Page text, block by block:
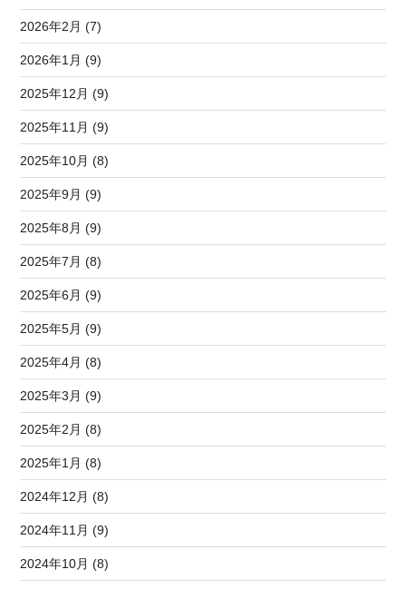
2026年2月 (7)
2026年1月 (9)
2025年12月 (9)
2025年11月 (9)
2025年10月 (8)
2025年9月 (9)
2025年8月 (9)
2025年7月 (8)
2025年6月 (9)
2025年5月 (9)
2025年4月 (8)
2025年3月 (9)
2025年2月 (8)
2025年1月 (8)
2024年12月 (8)
2024年11月 (9)
2024年10月 (8)